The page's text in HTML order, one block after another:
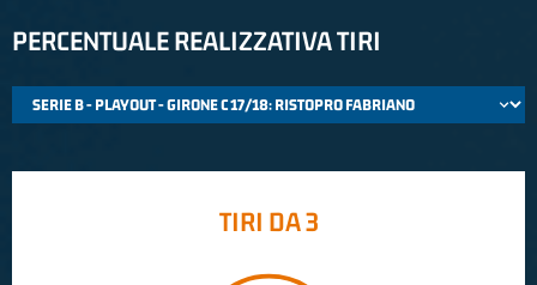
PERCENTUALE REALIZZATIVA TIRI
TIRI DA 3